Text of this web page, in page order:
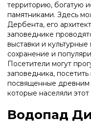
территорию, богатую
памятниками. Здесь
Дербента, его
заповеднике
выставки и
сохранение и
Посетители могут
заповедника,
посвященные древним
которые населяли
Водопад